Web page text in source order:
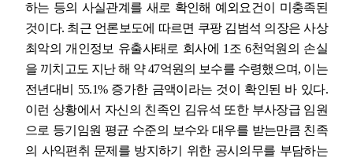
하는 등의 사실관계를 새로 확인해 예외요건이 미충족된
것이다. 최근 언론보도에 따르면 쿠팡 김범석 의장은 사상
최악의 개인정보 유출사태로 회사에 1 조6천억원의 손실
을 끼치고도 지난 해 약47억원의 보수를 수령했으며, 이는
전년대비 55.1% 증가한 금액이라는 것이 확인된 바 있다.
이런 상황에서 자신의 친족인 김유석 또한 부사장급 임원
으로 등기임원 평균 수준의 보수와 대우를 받는만큼 친족
의 사익편취 문제를 방지하기 위한 공시의무를 부담하는